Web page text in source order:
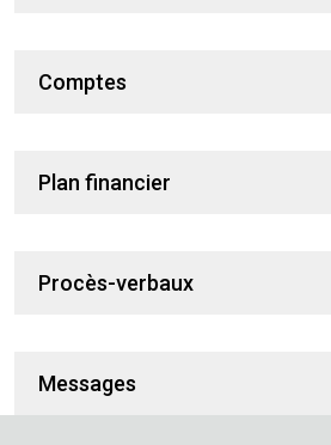
Comptes
Plan financier
Procès-verbaux
Messages